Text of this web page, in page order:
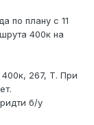
по плану с 11
400к на
267, Т. При
б/у